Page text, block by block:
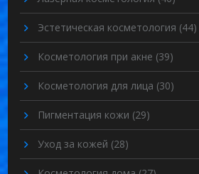
Эстетическая косметология (44)
Косметология при акне (39)
Косметология для лица (30)
Пигментация кожи (29)
Уход за кожей (28)